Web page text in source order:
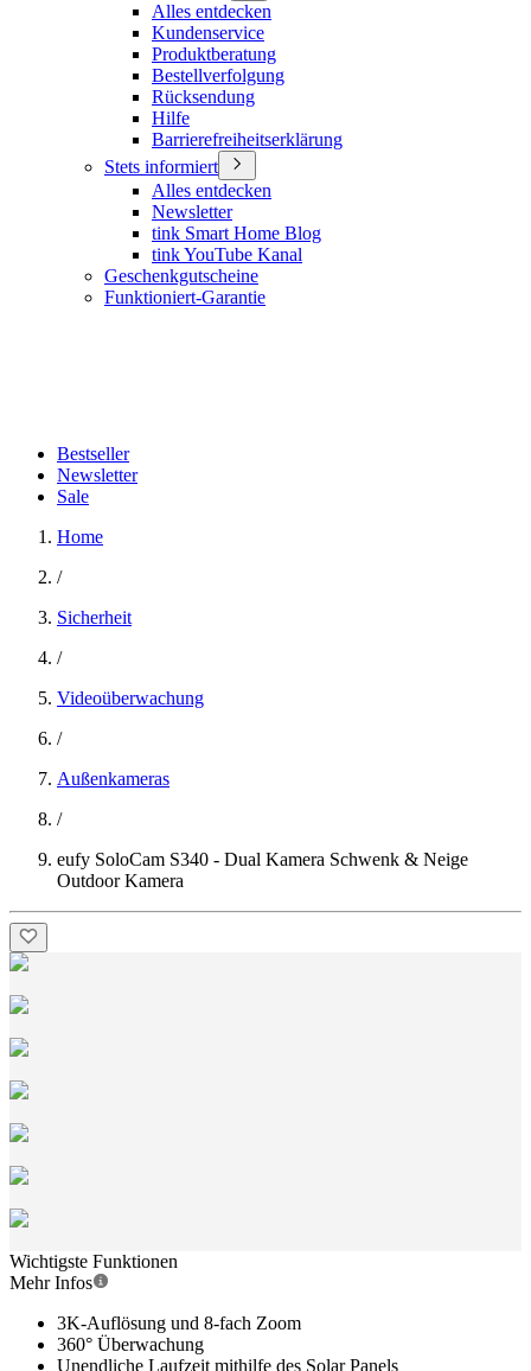
Alles entdecken
Kundenservice
Produktberatung
Bestellverfolgung
Rücksendung
Hilfe
Barrierefreiheitserklärung
Stets informiert
Alles entdecken
Newsletter
tink Smart Home Blog
tink YouTube Kanal
Geschenkgutscheine
Funktioniert-Garantie
Bestseller
Newsletter
Sale
Home
/
Sicherheit
/
Videoüberwachung
/
Außenkameras
/
eufy SoloCam S340 - Dual Kamera Schwenk & Neige
Outdoor Kamera
Wichtigste Funktionen
Mehr Infos
3K-Auflösung und 8-fach Zoom
360° Überwachung
Unendliche Laufzeit mithilfe des Solar Panels